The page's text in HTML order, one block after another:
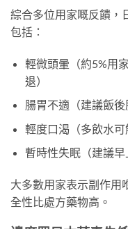
綜合多位用家嘅反饋，
包括：
輕微頭暈（約5%用
退）
腸胃不適（建議飯後
輕度口渴（多飲水可
暫時性失眠（建議早
大多數用家表示副作用
全性比處方藥物高。